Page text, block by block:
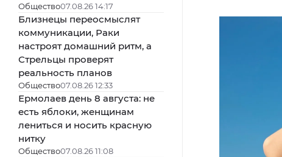
Общество07.08.26 14:17
Близнецы переосмыслят
коммуникации, Раки
настроят домашний ритм, а
Стрельцы проверят
реальность планов
Общество07.08.26 12:33
Ермолаев день 8 августа: не
есть яблоки, женщинам
лениться и носить красную
нитку
Общество07.08.26 11:08